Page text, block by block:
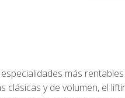
más
y de volumen, el